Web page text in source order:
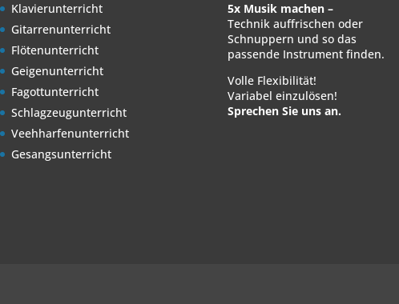
Klavierunterricht
Gitarrenunterricht
Flötenunterricht
Geigenunterricht
Fagottunterricht
Schlagzeugunterricht
Veehharfenunterricht
Gesangsunterricht
5x Musik machen –
Technik auffrischen oder
Schnuppern und so das
passende Instrument finden.
Volle Flexibilität!
Variabel einzulösen!
Sprechen Sie uns an.